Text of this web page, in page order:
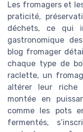
Les fromagers et
praticité,
déchets, ce qui
gastronomique
blog fromager
chaque type de
raclette, un
altérer leur riche
montée en
comme les pots
fermentés,